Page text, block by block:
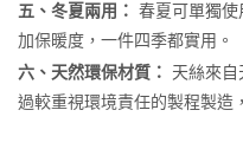
五、冬夏兩用： 春夏可單獨使
加保暖度，一件四季都實用。
六、天然環保材質：
天絲來
過較重視環境責任的製程製造